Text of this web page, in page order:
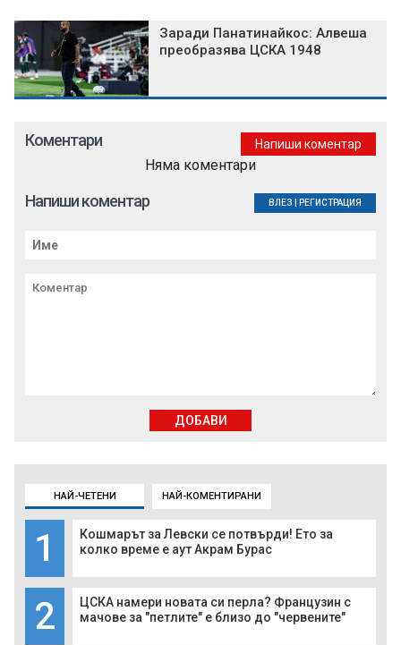
НАЙ-ЧЕТЕНИ НАЙ-КОМЕНТИРАНИ
1
Кошмарът за Левски се потвърди! Ето за
колко време е аут Акрам Бурас
2
ЦСКА намери новата си перла? Французин с
мачове за "петлите" е близо до "червените"
Заради Панатинайкос: Алвеша
преобразява ЦСКА 1948
Коментари Напиши коментар
Няма коментари
Напиши коментар ВЛЕЗ РЕГИСТРАЦИЯ
ДОБАВИ